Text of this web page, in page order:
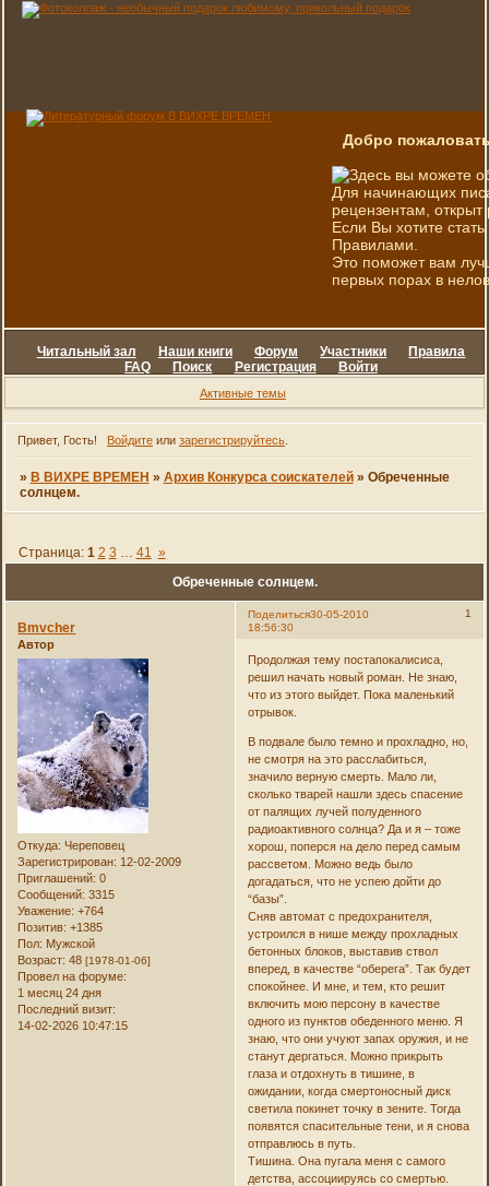
Добро
Здесь вы можете
Для начинающих
рецензентам, открыт
Если Вы хотите
Правилами.
Это поможет вам
первых порах в
Читальный зал Наши книги Форум Участники
Правила
FAQ
Поиск Регистрация Войти
Активные темы
Привет, Гость! Войдитеили зарегистрируйтесь.
» В ВИХРЕ ВРЕМЕН » Архив Конкурса соискателей » Обреченные
солнцем.
Обреченные солнцем.
Страница: 1 2 3 … 41 »
Поделиться 1
30-05-2010
18:56:30
Bmvcher
Автор
Откуда: Череповец
Зарегистрирован: 12-02-2009
Приглашений: 0
Сообщений: 3315
Уважение: +764
Позитив: +1385
Пол: Мужской
Возраст: 48[1978-01-06]
Провел на форуме:
1 месяц 24 дня
Последний визит:
14-02-2026 10:47:15
Продолжая тему постапокалисиса,
решил начать новый роман. Не знаю,
что из этого выйдет. Пока маленький
отрывок.
В подвале было темно и прохладно, но,
не смотря на это расслабиться,
значило верную смерть. Мало ли,
сколько тварей нашли здесь спасение
от палящих лучей полуденного
радиоактивного солнца? Да и я – тоже
хорош, поперся на дело перед самым
рассветом. Можно ведь было
догадаться, что не успею дойти до
“базы”.
Сняв автомат с предохранителя,
устроился в нише между прохладных
бетонных блоков, выставив ствол
вперед, в качестве “оберега”. Так будет
спокойнее. И мне, и тем, кто решит
включить мою персону в качестве
одного из пунктов обеденного меню. Я
знаю, что они учуют запах оружия, и не
станут дергаться. Можно прикрыть
глаза и отдохнуть в тишине, в
ожидании, когда смертоносный диск
светила покинет точку в зените. Тогда
появятся спасительные тени, и я снова
отправлюсь в путь.
Тишина. Она пугала меня с самого
детства, ассоциируясь со смертью.